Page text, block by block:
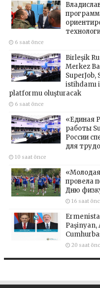
6 saat önce
Birleşik
Merkez
istihdamı
platformu oluşturacak
6 saat önce
«Единая
работы
России
для
10 saat önce
провела
Дню
16 saat
Paşinyan,
20 saat